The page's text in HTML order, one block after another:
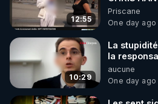
12:55
une
Priscane
One day ago
10:29
La
la
concernant
carbone.
aucune
One day ago